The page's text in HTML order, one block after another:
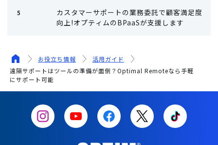
カスタマーサポートの業務委託で顧客満足度
向上!オプティムのBPaaSが支援します
お役立ち情報
活用ガイド
遠隔サポートはツールの準備が面倒？Optimal Remoteなら手軽
にサポート可能